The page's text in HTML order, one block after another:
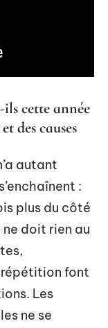
cette année
des causes
autant
:
plus du côté
doit rien au
font
Les
ne se